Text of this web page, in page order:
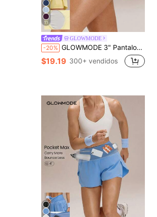
11
GLOWMODE
-20% GLOWMODE 3" Pantalones cortos VitalSwift de secado rápido con abertura alta, cintura ajustable con cordón, bolsillos laterales incorporados, agarre antideslizante, de impacto medio, para correr, trotar, entrenar y hacer ejercicio en el gimnasio
$19.19 300+ vendidos